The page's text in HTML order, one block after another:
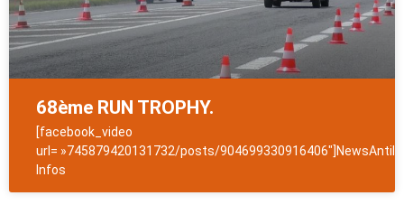
68ème RUN TROPHY.
[facebook_video
url= »745879420131732/posts/
Infos